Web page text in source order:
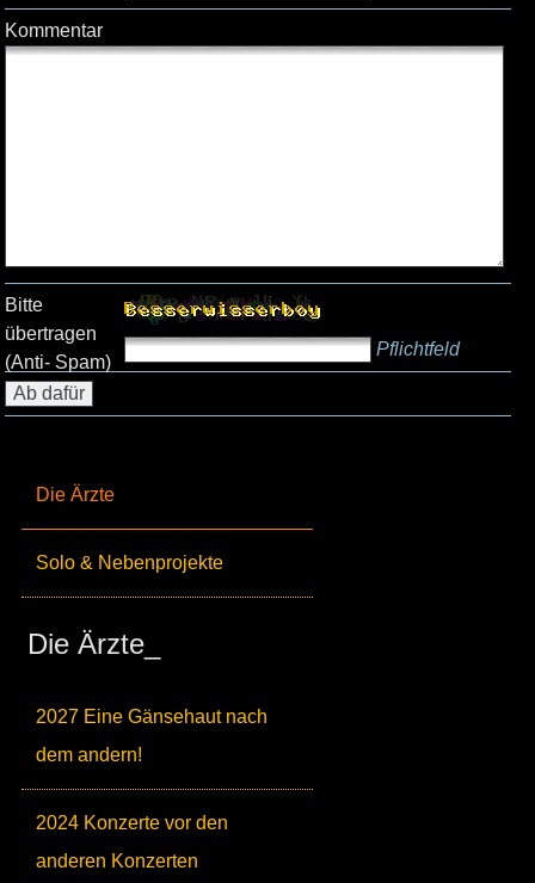
Die Ärzte
Solo & Nebenprojekte
Die Ärzte_
2027 Eine Gänsehaut nach
dem andern!
2024 Konzerte vor den
anderen Konzerten
Kommentar
Bitte
übertragen
(Anti- Spam)
Pflichtfeld